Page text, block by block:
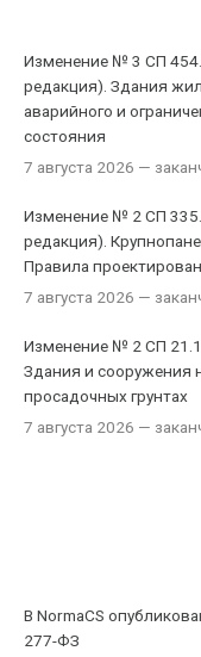
Изменение № 3 СП
редакция). Здания
аварийного и
состояния
7 августа 2026 —
Изменение № 2 СП
редакция).
Правила
7 августа 2026 —
Изменение № 2 СП
Здания и сооружения
просадочных грунтах
7 августа 2026 —
В NormaCS
277-ФЗ